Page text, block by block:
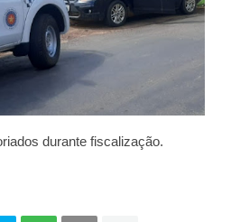
durante fiscalização.